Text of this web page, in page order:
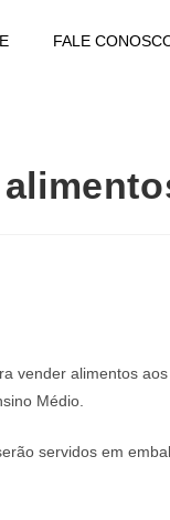
FALE
vender alimentos
Médio.
servidos em